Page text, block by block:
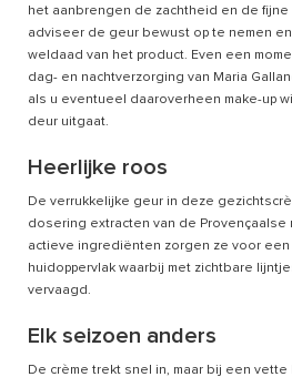
het aanbrengen de zachtheid en de fijne
adviseer de geur bewust op te nemen
weldaad van het product. Even een
dag- en nachtverzorging van Maria
als u eventueel daaroverheen make-up
deur uitgaat.
Heerlijke roos
De verrukkelijke geur in deze
dosering extracten van de Provençaalse
actieve ingrediënten zorgen ze voor
huidoppervlak waarbij met zichtbare
vervaagd.
Elk seizoen anders
De crème trekt snel in, maar bij een